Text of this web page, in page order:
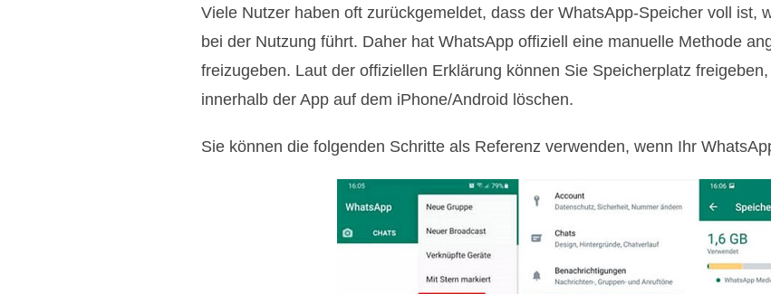
Viele Nutzer haben oft zurückgemeldet, dass der WhatsApp-Speicher voll ist,
bei der Nutzung führt. Daher hat WhatsApp offiziell eine manuelle Methode
freizugeben. Laut der offiziellen Erklärung können Sie Speicherplatz
innerhalb der App auf dem iPhone/Android löschen.
Sie können die folgenden Schritte als Referenz verwenden, wenn Ihr